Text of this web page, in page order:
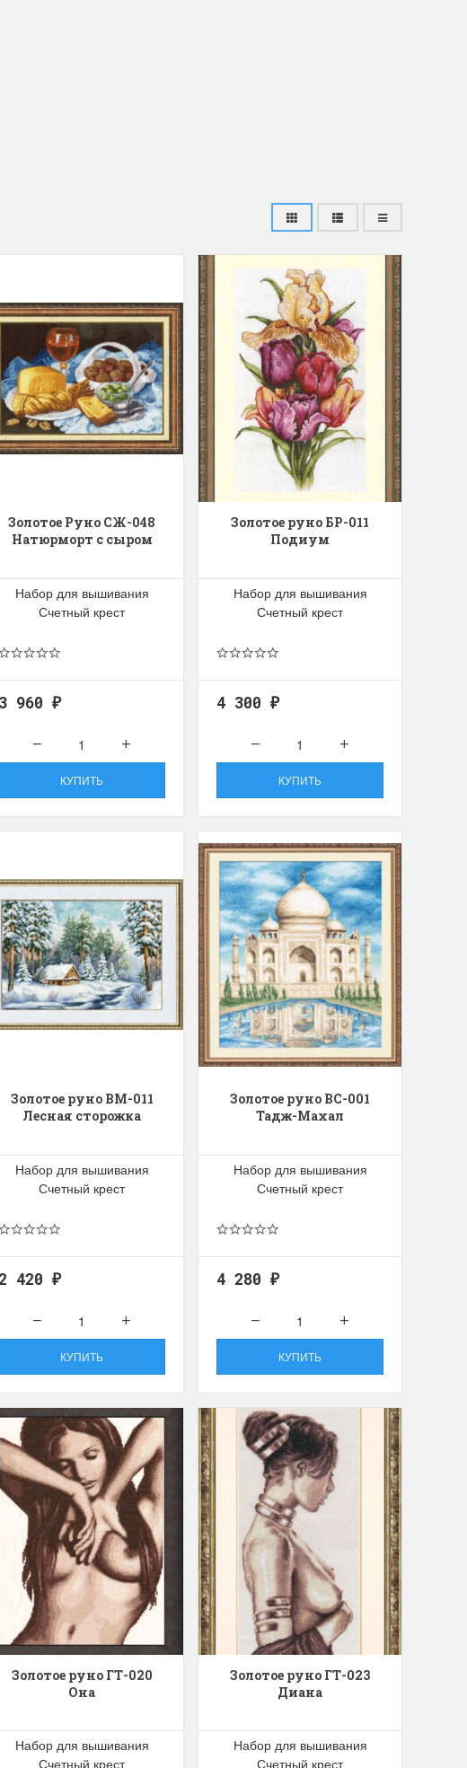
иглы" и "Жар-Птицы"....
многими бренда Dimensions. Качество,...
2 апреля 2024 15:06
92-1410 Цыплята
набор
крупная черно-белая
нитки, канва хорошего
2026 14:53
Hemline 368 Ножницы
для хобби с мягкими
ручками
Хорошие ножницы
Удобные большие ножницы, мягкие
режут отлично!
Ларина Евгения
1 апреля 2026 14:53
Золотое Руно СЖ-048
Натюрморт с сыром
Набор для вышивания
Счетный крест
3 960 ₽
КУПИТЬ
Золотое руно БР-011
Подиум
Набор для вышивания
Счетный крест
4 300 ₽
КУПИТЬ
Золотое руно ВМ-011
Лесная сторожка
Набор для вышивания
Счетный крест
420 ₽
КУПИТЬ
Золотое руно ВС-001
Тадж-Махал
Набор для вышивания
Счетный крест
4 280 ₽
КУПИТЬ
Золотое руно ГТ-020
Она
Набор для вышивания
Счетный крест
Золотое руно ГТ-023
Диана
Набор для вышивания
Счетный крест